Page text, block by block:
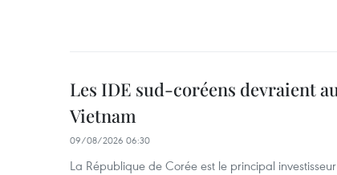
Les IDE sud-coréens devraient
Vietnam
09/08/2026 06:30
La République de Corée est le principal